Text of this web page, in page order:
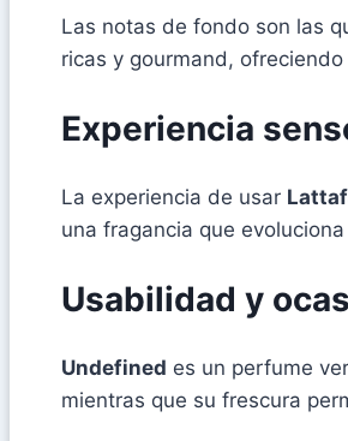
Las notas de fondo son las
ricas y gourmand,
Experiencia
La experiencia de usar
una fragancia que
Usabilidad y
Undefined es un perfume
mientras que su frescura